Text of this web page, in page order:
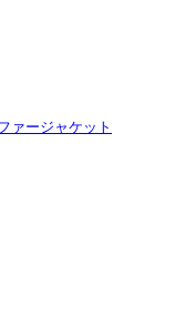
ァージャケット